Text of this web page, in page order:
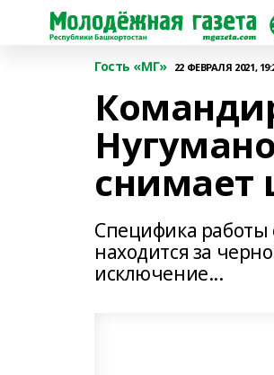
Гость «МГ» 22 ФЕВРАЛЯ 2021,
снимает
Специфика работы
находится за
исключение...